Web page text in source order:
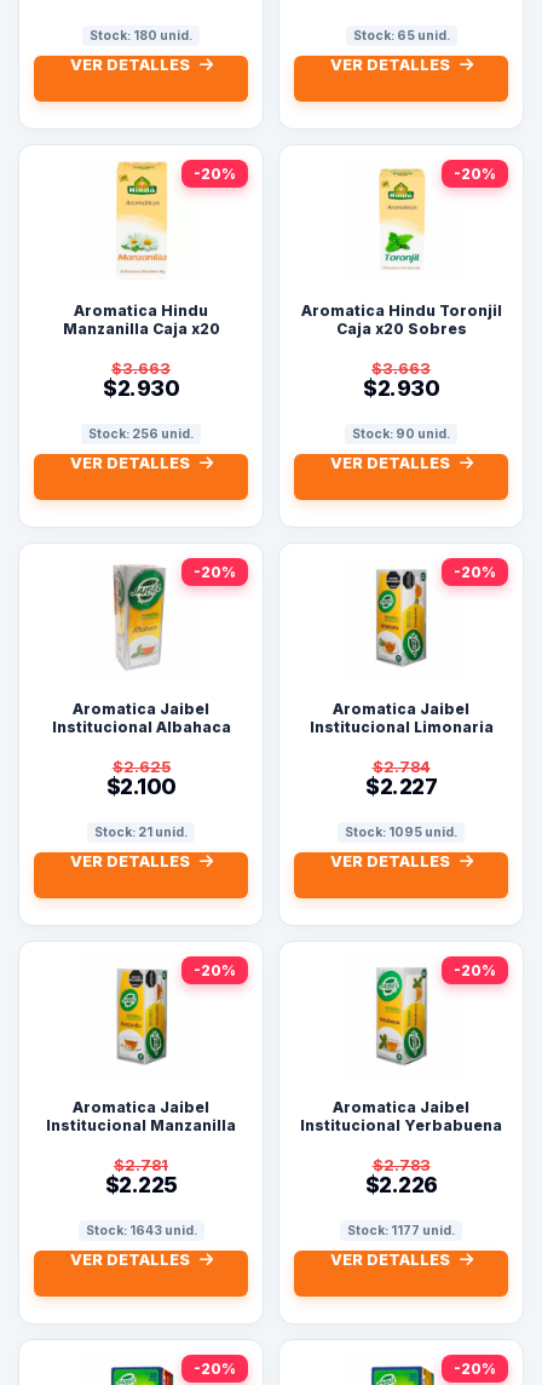
Stock: 180 unid.
VER DETALLES
Stock: 65 unid.
VER DETALLES
-20%
Aromatica Hindu
Manzanilla Caja x20
$3.663
$2.930
Stock: 256 unid.
VER DETALLES
-20%
Aromatica Hindu Toronjil
Caja x20 Sobres
$3.663
$2.930
Stock: 90 unid.
VER DETALLES
-20%
Aromatica Jaibel
Institucional Albahaca
$2.625
$2.100
Stock: 21 unid.
VER DETALLES
-20%
Aromatica Jaibel
Institucional Limonaria
$2.784
$2.227
Stock: 1095 unid.
VER DETALLES
-20%
Aromatica Jaibel
Institucional Manzanilla
$2.781
$2.225
Stock: 1643 unid.
VER DETALLES
-20%
Aromatica Jaibel
Institucional Yerbabuena
$2.783
$2.226
Stock: 1177 unid.
VER DETALLES
-20% -20%